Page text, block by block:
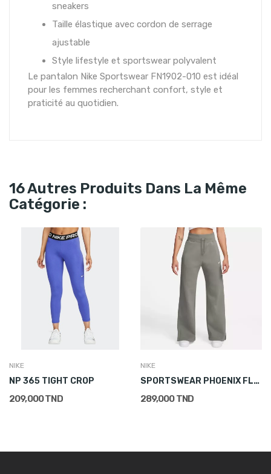
sneakers
Taille élastique avec cordon de serrage
ajustable
Style lifestyle et sportswear polyvalent
Le pantalon Nike Sportswear FN1902-010 est idéal
pour les femmes recherchant confort, style et
praticité au quotidien.
16 Autres Produits Dans La Même
Catégorie :
NIKE
NP 365 TIGHT CROP
209,000 TND
NIKE
SPORTSWEAR PHOENIX FLEECE HIGH-WAISTED WIDE-LEG
289,000 TND